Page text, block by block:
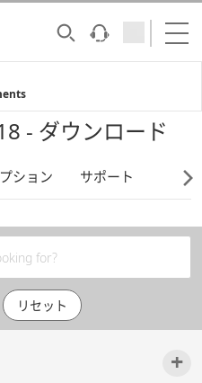
- ダウンロード
ション サポート
リセット
+